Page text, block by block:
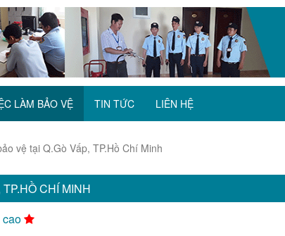
LÀM BẢO VỆ TIN TỨC LIÊN HỆ
vệ tại Q.Gò Vấp, TP.Hồ Chí Minh
CHÍ MINH